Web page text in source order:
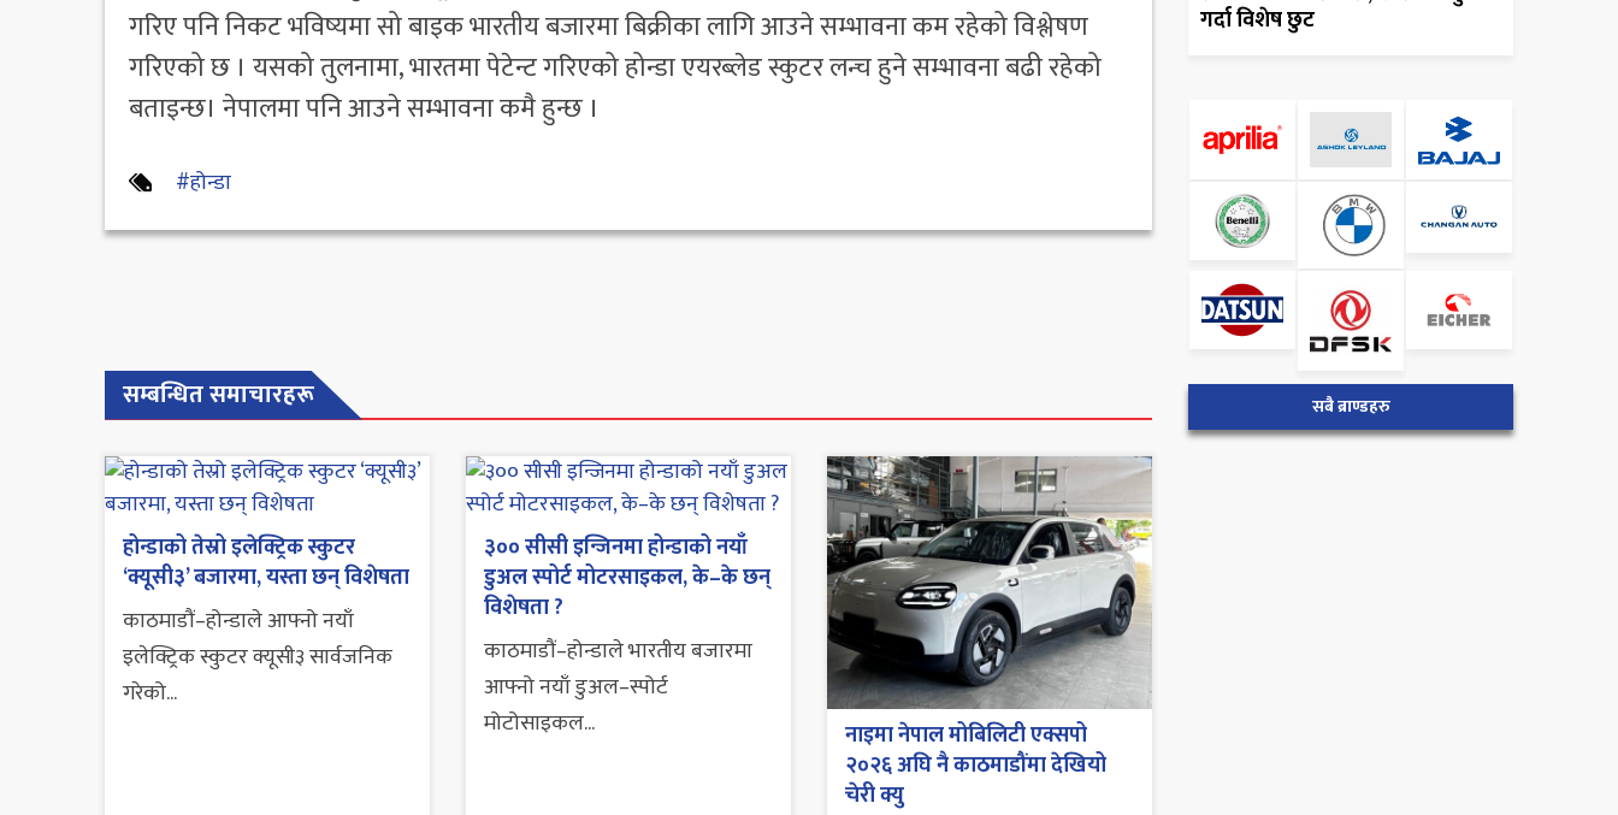
गरिए पनि निकट भविष्यमा सो बाइक भारतीय बजारमा बिक्रीका लागि आउने सम्भावना कम रहेको विश्लेषण
गरिएको छ । यसको तुलनामा, भारतमा पेटेन्ट गरिएको होन्डा एयरब्लेड स्कुटर लन्च हुने सम्भावना बढी रहेको
बताइन्छ। नेपालमा पनि आउने सम्भावना कमै हुन्छ ।
#होन्डा
सम्बन्धित समाचारहरू
होन्डाको तेस्रो इलेक्ट्रिक स्कुटर
‘क्यूसी३’ बजारमा, यस्ता छन् विशेषता
काठमाडौं–होन्डाले आफ्नो नयाँ
इलेक्ट्रिक स्कुटर क्यूसी३ सार्वजनिक
गरेको...
३०० सीसी इन्जिनमा होन्डाको नयाँ
डुअल स्पोर्ट मोटरसाइकल, के–के छन्
विशेषता ?
काठमाडौं–होन्डाले भारतीय बजारमा
आफ्नो नयाँ डुअल–स्पोर्ट
मोटोसाइकल...
नाइमा नेपाल मोबिलिटी एक्सपो
२०२६ अघि नै काठमाडौंमा देखियो
चेरी क्यु
गर्दा विशेष छुट
सबै ब्राण्डहरु